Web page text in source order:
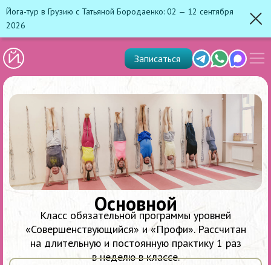
Йога-тур в Грузию с Татьяной Бородаенко: 02 — 12 сентября
2026
TelegramWhats'app
Max
Записаться
меню
Основной
Класс обязательной программы уровней
«Совершенствующийся» и «Профи». Рассчитан
на длительную и постоянную практику 1 раз
в неделю в классе.